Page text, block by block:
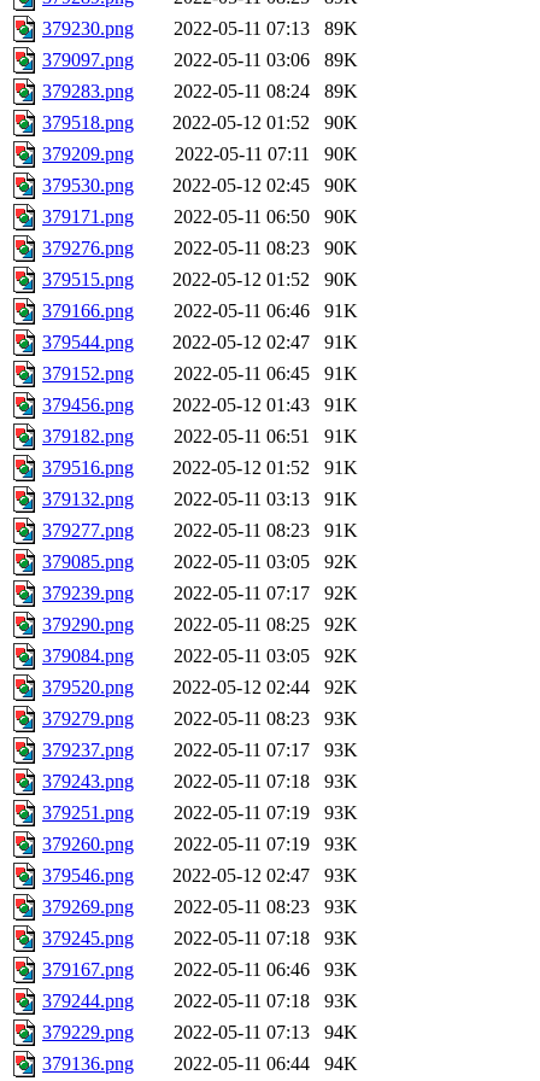
379230.png
2022-05-11 07:13
89K
379097.png
2022-05-11 03:06
89K
379283.png
2022-05-11 08:24
89K
379518.png
2022-05-12 01:52
90K
379209.png
2022-05-11 07:11
90K
379530.png
2022-05-12 02:45
90K
379171.png
2022-05-11 06:50
90K
379276.png
2022-05-11 08:23
90K
379515.png
2022-05-12 01:52
90K
379166.png
2022-05-11 06:46
91K
379544.png
2022-05-12 02:47
91K
379152.png
2022-05-11 06:45
91K
379456.png
2022-05-12 01:43
91K
379182.png
2022-05-11 06:51
91K
379516.png
2022-05-12 01:52
91K
379132.png
2022-05-11 03:13
91K
379277.png
2022-05-11 08:23
91K
379085.png
2022-05-11 03:05
92K
379239.png
2022-05-11 07:17
92K
379290.png
2022-05-11 08:25
92K
379084.png
2022-05-11 03:05
92K
379520.png
2022-05-12 02:44
92K
379279.png
2022-05-11 08:23
93K
379237.png
2022-05-11 07:17
93K
379243.png
2022-05-11 07:18
93K
379251.png
2022-05-11 07:19
93K
379260.png
2022-05-11 07:19
93K
379546.png
2022-05-12 02:47
93K
379269.png
2022-05-11 08:23
93K
379245.png
2022-05-11 07:18
93K
379167.png
2022-05-11 06:46
93K
379244.png
2022-05-11 07:18
93K
379229.png
2022-05-11 07:13
94K
379136.png
2022-05-11 06:44 94K